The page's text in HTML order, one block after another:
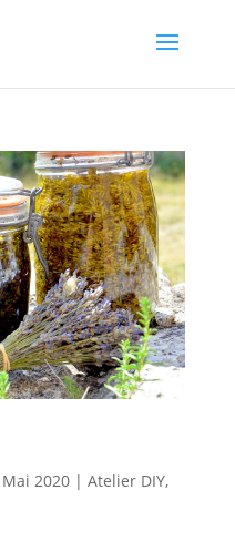
Mai 2020| Atelier DIY,